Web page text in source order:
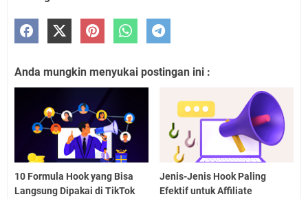
Anda mungkin menyukai postingan ini :
10 Formula Hook yang Bisa
Langsung Dipakai di TikTok
Jenis-Jenis Hook Paling
Efektif untuk Affiliate